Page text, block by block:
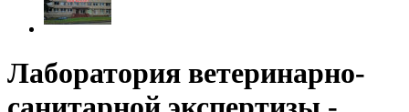
Лаборатория ветеринарно-